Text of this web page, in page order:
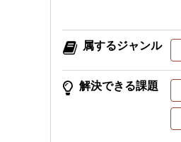
属するジャンル
解決できる課題